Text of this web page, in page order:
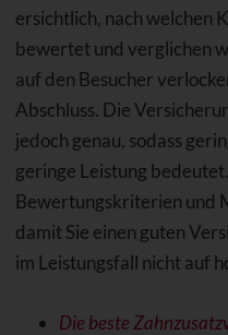
ersichtlich, nach welchen
bewertet und verglichen
auf den Besucher
Abschluss. Die
jedoch genau, sodass
geringe Leistung
Bewertungskriterien und
damit Sie einen guten
im Leistungsfall nicht auf
Die beste